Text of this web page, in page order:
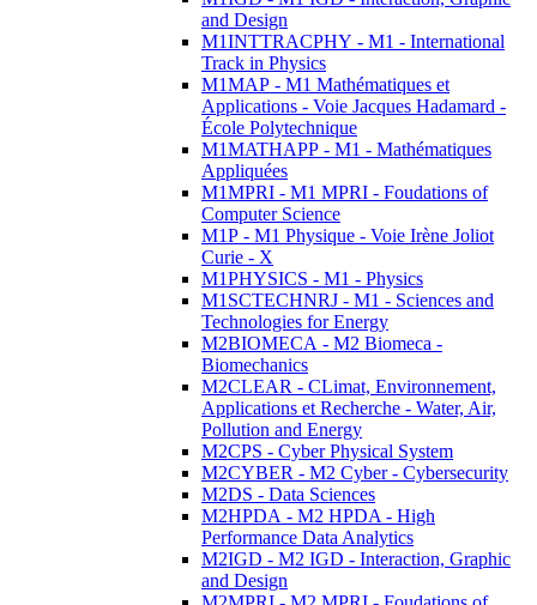
and Design
M1INTTRACPHY - M1 - International
Track in Physics
M1MAP - M1 Mathématiques et
Applications - Voie Jacques Hadamard -
École Polytechnique
M1MATHAPP - M1 - Mathématiques
Appliquées
M1MPRI - M1 MPRI - Foudations of
Computer Science
M1P - M1 Physique - Voie Irène Joliot
Curie - X
M1PHYSICS - M1 - Physics
M1SCTECHNRJ - M1 - Sciences and
Technologies for Energy
M2BIOMECA - M2 Biomeca -
Biomechanics
M2CLEAR - CLimat, Environnement,
Applications et Recherche - Water, Air,
Pollution and Energy
M2CPS - Cyber Physical System
M2CYBER - M2 Cyber - Cybersecurity
M2DS - Data Sciences
M2HPDA - M2 HPDA - High
Performance Data Analytics
M2IGD - M2 IGD - Interaction, Graphic
and Design